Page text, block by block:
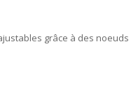
grâce à des